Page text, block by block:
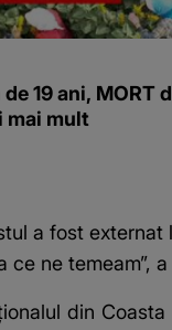
de 19 ani, MORT
mai mult
a fost externat
ce ne temeam”,
din